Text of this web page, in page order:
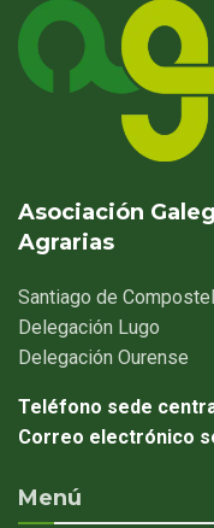
Asociación
Agrarias
Santiago de
Delegación Lugo
Delegación Ourense
Teléfono sede
Correo electrónico
Menú